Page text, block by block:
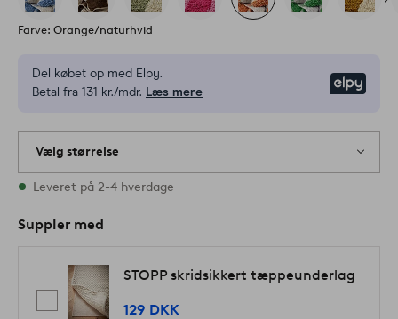
Farve: Orange/naturhvid
Del købet op med Elpy.
Betal fra 131 kr./mdr. Læs mere
Vælg størrelse
2 størrelser er på lager
Leveret på 2-4 hverdage
Suppler med
STOPP skridsikkert tæppeunderlag
129 DKK